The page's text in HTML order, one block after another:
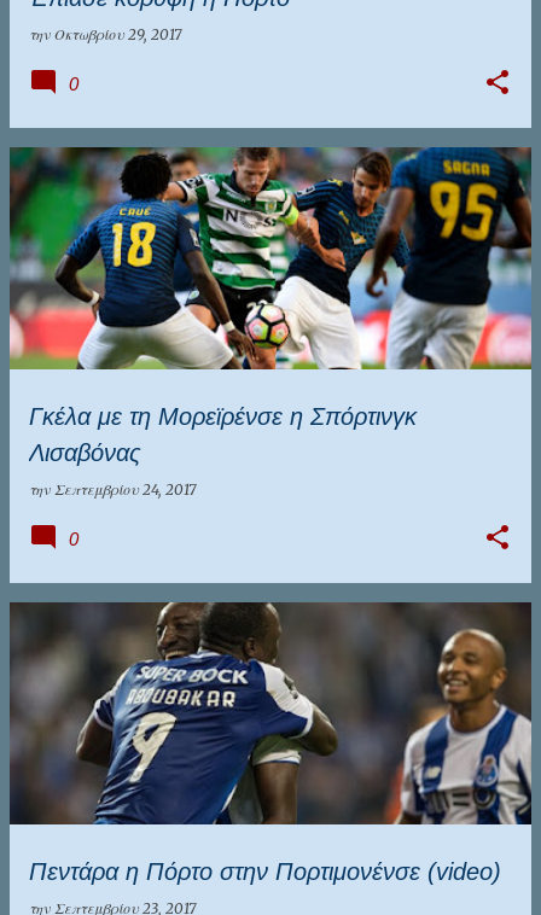
την Οκτωβρίου 29, 2017
0
Γκέλα με τη Μορεϊρένσε η Σπόρτινγκ
Λισαβόνας
την Σεπτεμβρίου 24, 2017
0
Πεντάρα η Πόρτο στην Πορτιμονένσε (video)
την Σεπτεμβρίου 23, 2017